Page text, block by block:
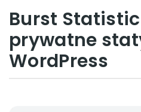
Burst
prywatne
WordPress